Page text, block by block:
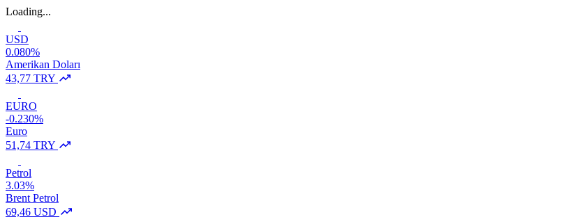
Loading...
USD
0.080%
Amerikan Doları
43,77 TRY
EURO
-0.230%
Euro
51,74 TRY
Petrol
3.03%
Brent Petrol
69,46 USD